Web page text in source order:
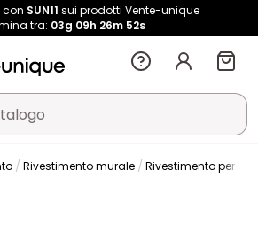
con SUN11 sui prodotti Vente-unique
tra: 03g 09h 26m 51s
Rivestimento murale Rivestimento per